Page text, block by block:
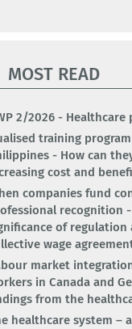
MOST READ
2/2026 - Healthcare
training
- How can
cost and
companies fund
recognition
of regulation
wage
market
in Canada and
from the
healthcare system –